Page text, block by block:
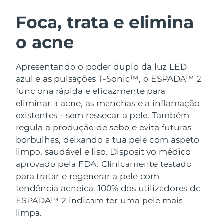
Foca, trata e elimina
o acne
Apresentando o poder duplo da luz LED
azul e as pulsações T-Sonic™, o ESPADA™ 2
funciona rápida e eficazmente para
eliminar a acne, as manchas e a inflamação
existentes - sem ressecar a pele. Também
regula a produção de sebo e evita futuras
borbulhas, deixando a tua pele com aspeto
limpo, saudável e liso. Dispositivo médico
aprovado pela FDA. Clinicamente testado
para tratar e regenerar a pele com
tendência acneica. 100% dos utilizadores do
ESPADA™ 2 indicam ter uma pele mais
limpa.
LUNA™ 4 kit
Anti-aging massage
LUNA™ 4 Plus
Massage, LED heating
LUNA™ 4 Men
For men, anti-aging massage
BEAR™ 2 kit
Microcurrent toning
BEAR™ 2 go
Microcurrent toning on-the-go
BEAR™ 2 eyes & lips
Microcurrent line smoothing device
Hidratação
UFO™ 3 kit
Deep facial hydration
UFO™ 3 LED
Near-infrared and red light therapy
device
Cuidado oral
issa™ 4
Hybrid silicone sonic toothbrush
issa™ 4 plus
Smart hybrid silicone sonic toothbrush
TRATAMENTO ANTIENVELHECIMENTO
FAQ™
Antienvelhecimento
NEW
Áustria Entrega prevista
Barein
Bélgica
Bermudas Entrega prevista14/8/26
Bósnia e
Herzegovina
Entrega prevista 11/8/26
Brunei Entrega prevista13/8/26
Bulgária Entrega prevista8/8/26
Canadá Entrega prevista12/8/26
Chile